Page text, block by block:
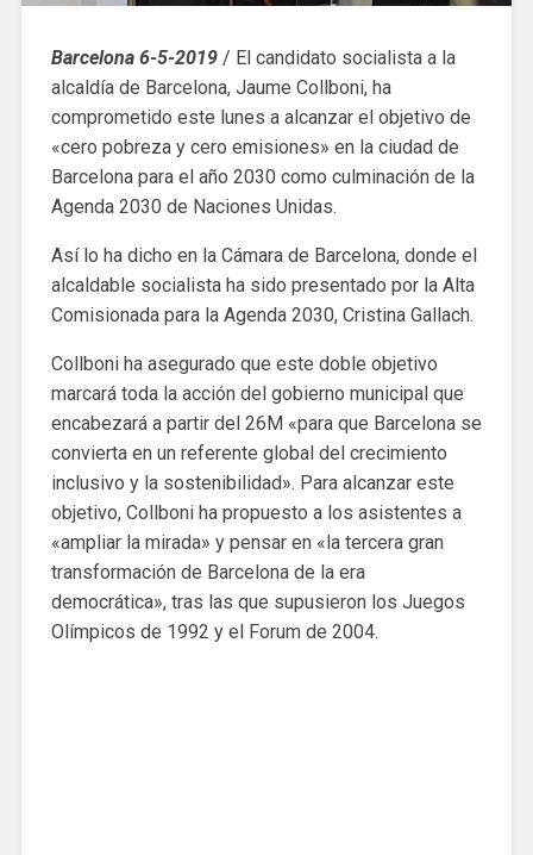
Barcelona 6-5-2019/ El candidato socialista a la
alcaldía de Barcelona, ​​Jaume Collboni, ha
comprometido este lunes a alcanzar el objetivo de
«cero pobreza y cero emisiones» en la ciudad de
Barcelona para el año 2030 como culminación de la
Agenda 2030 de Naciones Unidas.
Así lo ha dicho en la Cámara de Barcelona, donde el
alcaldable socialista ha sido presentado por la Alta
Comisionada para la Agenda 2030, Cristina Gallach.
Collboni ha asegurado que este doble objetivo
marcará toda la acción del gobierno municipal que
encabezará a partir del 26M «para que Barcelona se
convierta en un referente global del crecimiento
inclusivo y la sostenibilidad». Para alcanzar este
objetivo, Collboni ha propuesto a los asistentes a
«ampliar la mirada» y pensar en «la tercera gran
transformación de Barcelona de la era
democrática», tras las que supusieron los Juegos
Olímpicos de 1992 y el Forum de 2004.